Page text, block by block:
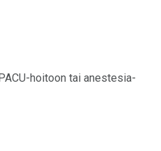
hoitoon tai anestesia-